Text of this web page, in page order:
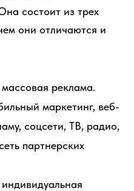
состоит из трех
они отличаются и
реклама.
маркетинг, веб-
соцсети, ТВ, радио,
партнерских